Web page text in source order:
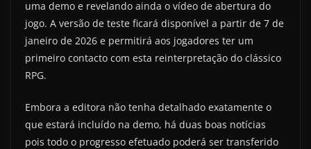
uma demo e revelando ainda o vídeo de abertura do
jogo. A versão de teste ficará disponível a partir de 7 de
janeiro de 2026 e permitirá aos jogadores ter um
primeiro contacto com esta reinterpretação do clássico
RPG.
Embora a editora não tenha detalhado exatamente o
que estará incluído na demo, há duas boas notícias
pois todo o progresso efetuado poderá ser transferido